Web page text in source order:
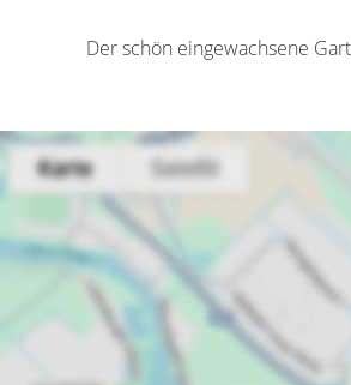
Der schön eingewachsene